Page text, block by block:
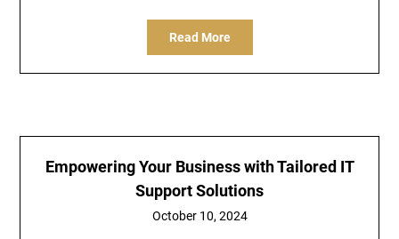
Read More
Empowering Your Business with Tailored IT
Support Solutions
October 10, 2024